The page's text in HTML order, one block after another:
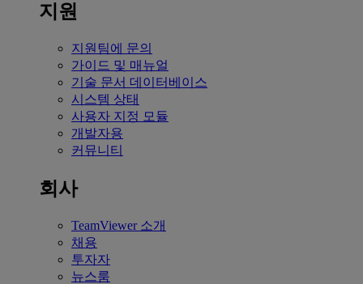
지원
지원팀에 문의
가이드 및 매뉴얼
기술 문서 데이터베이스
시스템 상태
사용자 지정 모듈
개발자용
커뮤니티
회사
TeamViewer 소개
채용
투자자
뉴스룸